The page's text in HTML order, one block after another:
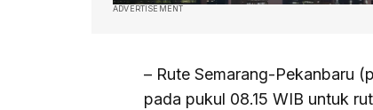
ADVERTISEMENT
– Rute Semarang-Pekanbaru
pada pukul 08.15 WIB untuk